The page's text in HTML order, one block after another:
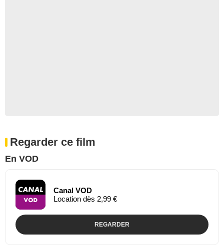
Regarder ce film
En VOD
Canal VOD
Location dès 2,99 €
REGARDER